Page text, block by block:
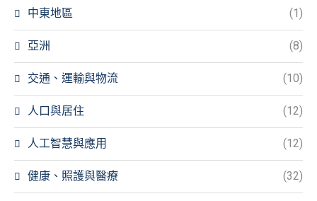
中東地區 (1)
亞洲 (8)
交通、運輸與物流 (10)
人口與居住 (12)
人工智慧與應用 (12)
健康、照護與醫療 (32)